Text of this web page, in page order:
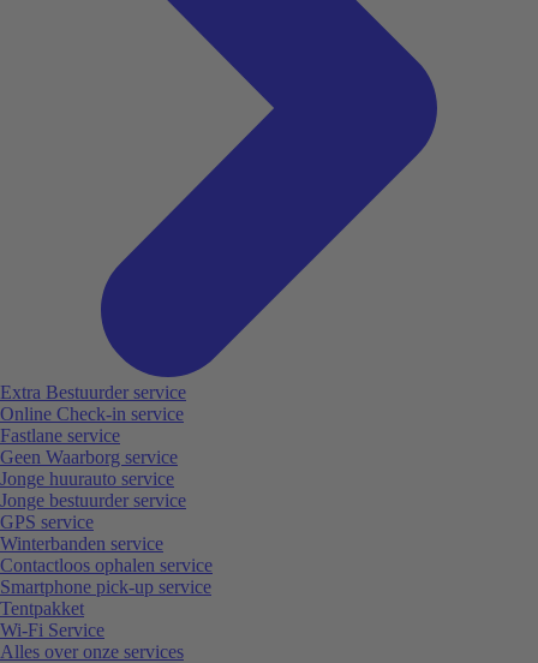
Extra Bestuurder service
Online Check-in service
Fastlane service
Geen Waarborg service
Jonge huurauto service
Jonge bestuurder service
GPS service
Winterbanden service
Contactloos ophalen service
Smartphone pick-up service
Tentpakket
Wi-Fi Service
Alles over onze services